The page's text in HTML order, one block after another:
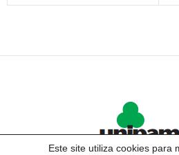
Este site utiliza cookies para